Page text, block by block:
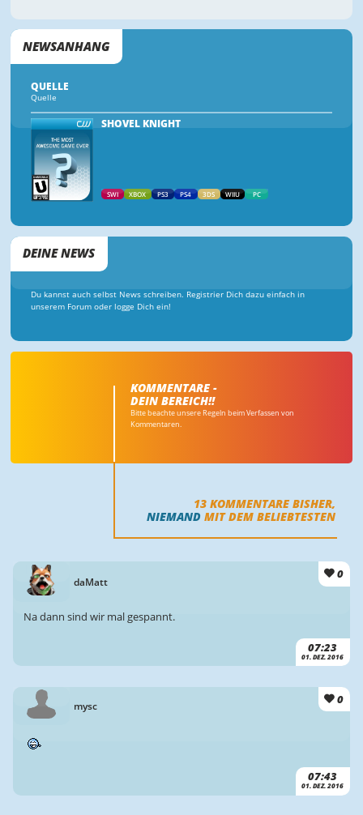
NEWSANHANG
QUELLE
Quelle
SHOVEL KNIGHT
SWI XBOX PS3 PS4 3DS WIIU PC
DEINE NEWS
Du kannst auch selbst News schreiben. Registrier Dich dazu einfach in
unserem Forum oder logge Dich ein!
KOMMENTARE -
DEIN BEREICH!!
Bitte beachte unsere Regeln beim Verfassen von
Kommentaren.
13 KOMMENTARE BISHER,
NIEMAND MIT DEM BELIEBTESTEN
daMatt
0
07:23
01. DEZ. 2016
Na dann sind wir mal gespannt.
mysc 0
07:43
01. DEZ. 2016